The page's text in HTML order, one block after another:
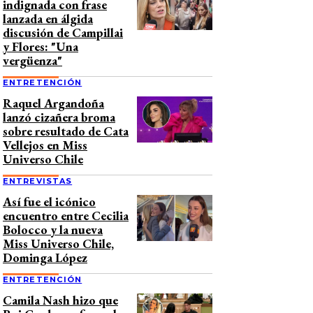
indignada con frase
lanzada en álgida
discusión de Campillai
y Flores: "Una
vergüenza"
ENTRETENCIÓN
Raquel Argandoña
lanzó cizañera broma
sobre resultado de Cata
Vellejos en Miss
Universo Chile
ENTREVISTAS
Así fue el icónico
encuentro entre Cecilia
Bolocco y la nueva
Miss Universo Chile,
Dominga López
ENTRETENCIÓN
Camila Nash hizo que